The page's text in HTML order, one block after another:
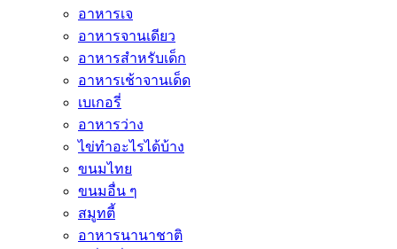
อาหารเจ
อาหารจานเดียว
อาหารสำหรับเด็ก
อาหารเช้าจานเด็ด
เบเกอรี่
อาหารว่าง
ไข่ทำอะไรได้บ้าง
ขนมไทย
ขนมอื่น ๆ
สมูทตี้
อาหารนานาชาติ